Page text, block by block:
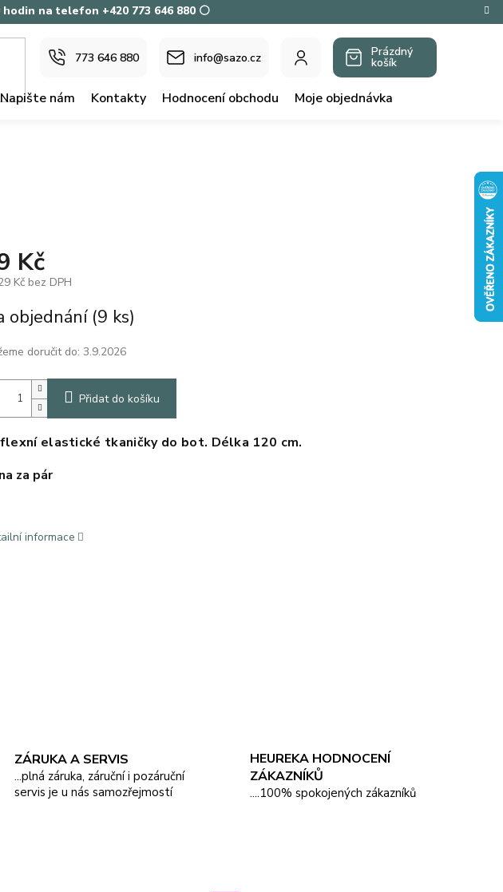
na telefon +420 773 646 880 ⚪
773 646 880 info@sazo.cz
NÁKUPNÍ
Prázdný
košík
Napište nám Kontakty Hodnocení obchodu Moje objednávka
Kč
Kč bez DPH
objednání(9 ks)
doručit do: 3.9.2026
Přidat do košíku
elastické tkaničky do bot. Délka 120 cm.
za pár
informace
ZÁRUKA A SERVIS
...plná záruka, záruční i pozáruční
servis je u nás samozřejmostí
HEUREKA HODNOCENÍ
ZÁKAZNÍKŮ
....100% spokojených zákazníků